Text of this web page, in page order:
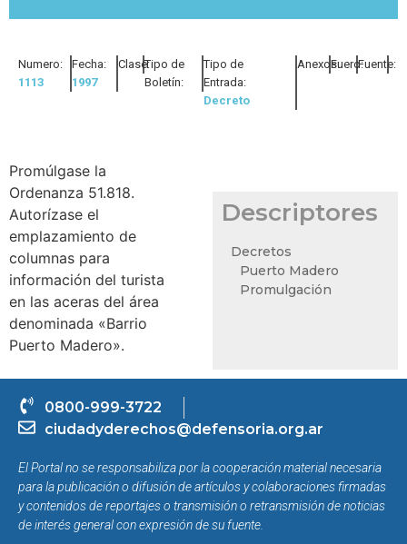
Numero:
1113
Fecha:
1997
Clase:Tipo de
Boletín:
Tipo de
Entrada:
Decreto
Anexos:Fuero:Fuente:
Promúlgase la
Ordenanza 51.818.
Autorízase el
emplazamiento de
columnas para
información del turista
en las aceras del área
denominada «Barrio
Puerto Madero».
Descriptores
Decretos
Puerto Madero
Promulgación
0800-999-3722
ciudadyderechos@defensoria.org.ar
El Portal no se responsabiliza por la cooperación material necesaria
para la publicación o difusión de artículos y colaboraciones firmadas
y contenidos de reportajes o transmisión o retransmisión de noticias
de interés general con expresión de su fuente.